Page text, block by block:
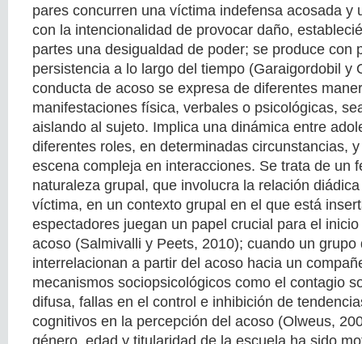
pares concurren una víctima indefensa acosada y
con la intencionalidad de provocar daño,
partes una desigualdad de poder; se produce con
persistencia a lo largo del tiempo (Garaigordobil y
conducta de acoso se expresa de diferentes
manifestaciones física, verbales o psicológicas,
aislando al sujeto. Implica una dinámica entre
diferentes roles, en determinadas circunstancias,
escena compleja en interacciones. Se trata de un
naturaleza grupal, que involucra la relación
víctima, en un contexto grupal en el que está
espectadores juegan un papel crucial para el
acoso (Salmivalli y Peets, 2010); cuando un grupo
interrelacionan a partir del acoso hacia un
mecanismos sociopsicológicos como el contagio
difusa, fallas en el control e inhibición de
cognitivos en la percepción del acoso (Olweus,
género, edad y titularidad de la escuela ha sido